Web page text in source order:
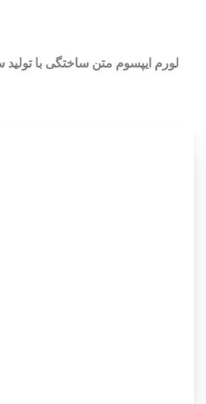
لورم ایپسوم متن ساختگی با